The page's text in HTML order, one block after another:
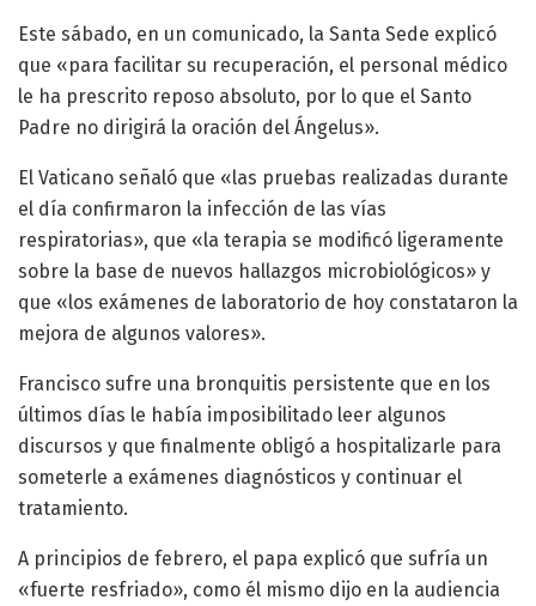
Este sábado, en un comunicado, la Santa Sede explicó
que «para facilitar su recuperación, el personal médico
le ha prescrito reposo absoluto, por lo que el Santo
Padre no dirigirá la oración del Ángelus».
El Vaticano señaló que «las pruebas realizadas durante
el día confirmaron la infección de las vías
respiratorias», que «la terapia se modificó ligeramente
sobre la base de nuevos hallazgos microbiológicos» y
que «los exámenes de laboratorio de hoy constataron la
mejora de algunos valores».
Francisco sufre una bronquitis persistente que en los
últimos días le había imposibilitado leer algunos
discursos y que finalmente obligó a hospitalizarle para
someterle a exámenes diagnósticos y continuar el
tratamiento.
A principios de febrero, el papa explicó que sufría un
«fuerte resfriado», como él mismo dijo en la audiencia